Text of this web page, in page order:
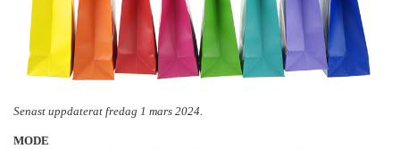
Senast uppdaterat fredag 1 mars 2024.
MODE